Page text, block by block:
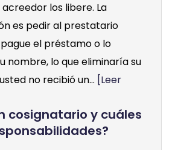
los libere. La
es pedir al prestatario
el préstamo o lo
nombre, lo que eliminaría su
no recibió un... [Leer
cosignatario y cuáles